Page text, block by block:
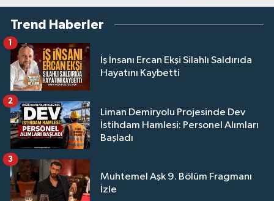
Trend Haberler
İş İnsanı Ercan Ekşi Silahlı Saldırıda
Hayatını Kaybetti
1
Liman Demiryolu Projesinde Dev
İstihdam Hamlesi: Personel Alımları
Başladı
2
Muhtemel Aşk 9. Bölüm Fragmanı
İzle
3